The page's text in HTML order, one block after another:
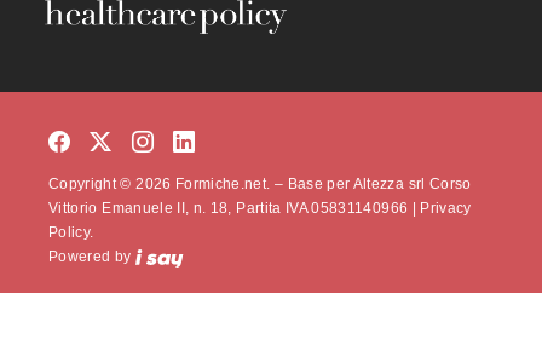
Copyright © 2026 Formiche.net. – Base per Altezza srl Corso
Vittorio Emanuele II, n. 18, Partita IVA 05831140966 |
Privacy
Policy.
Powered by